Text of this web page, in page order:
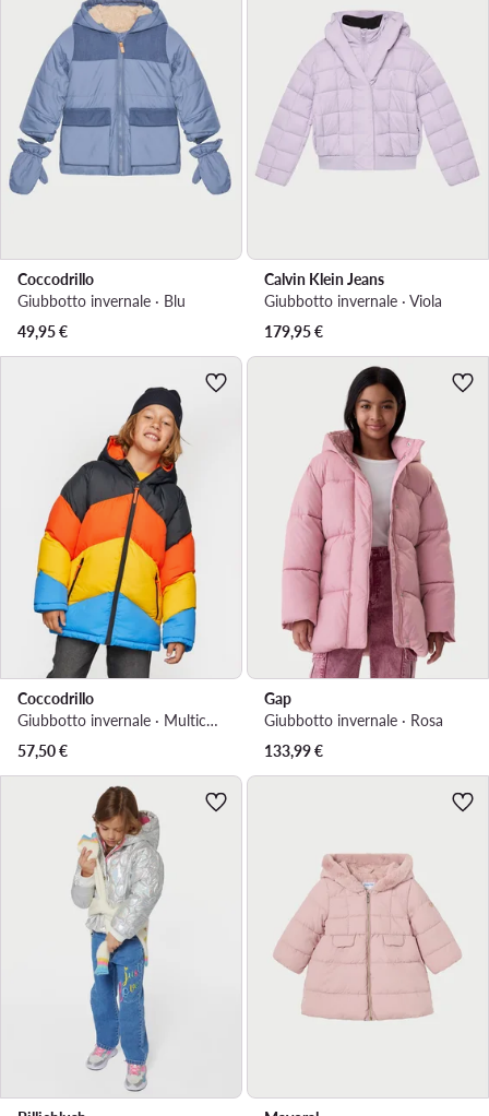
Coccodrillo
Giubbotto invernale · Blu
49,95€
Calvin Klein Jeans
Giubbotto invernale · Viola
179,95€
Coccodrillo
Giubbotto invernale · Multicolore
57,50€
Gap
Giubbotto invernale · Rosa
133,99€